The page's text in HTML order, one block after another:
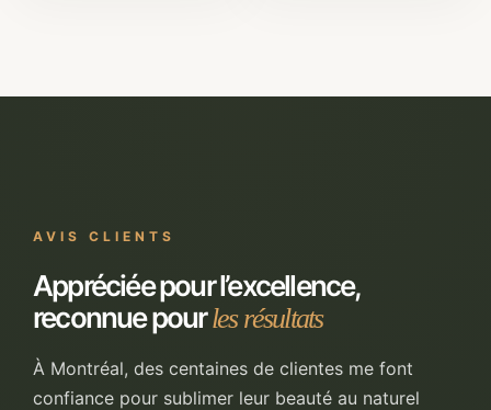
AVIS CLIENTS
Appréciée pour l’excellence,
reconnue pourles résultats
À Montréal, des centaines de clientes me font
confiance pour sublimer leur beauté au naturel